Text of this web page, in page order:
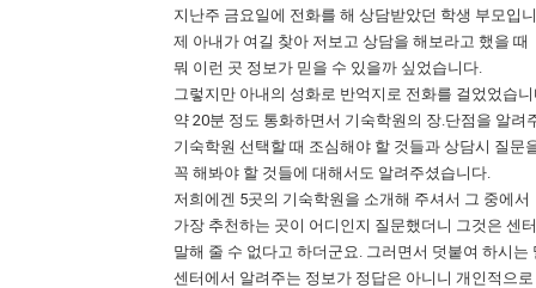
지난주 금요일에 전화를 해 상담받았던 학생 부모입
제 아내가 여길 찾아 저보고 상담을 해보라고 했을 때
뭐 이런 곳 정보가 믿을 수 있을까 싶었습니다.
그렇지만 아내의 성화로 반억지로 전화를 걸었었습
약 20분 정도 통화하면서 기숙학원의 장.단점을 알려
기숙학원 선택할 때 조심해야 할 것들과 상담시 질문
꼭 해봐야 할 것들에 대해서도 알려주셨습니다.
저희에겐 5곳의 기숙학원을 소개해 주셔서 그 중에서
가장 추천하는 곳이 어디인지 질문했더니 그것은 센
말해 줄 수 없다고 하더군요. 그러면서 덧붙여 하시는
센터에서 알려주는 정보가 정답은 아니니 개인적으